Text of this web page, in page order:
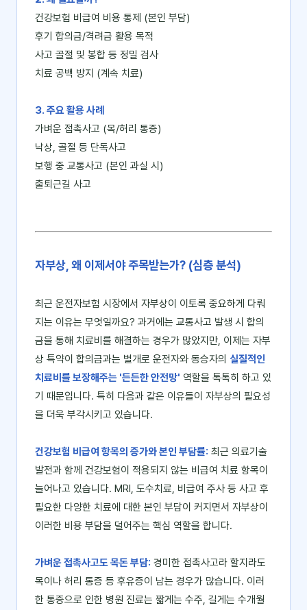
건강보험 비급여 비용 통제 (본인 부담)
후기 합의금/격려금 활용 목적
사고 골절 및 봉합 등 정밀 검사
치료 공백 방지 (계속 치료)
3. 주요 활용 사례
가벼운 접촉사고 (목/허리 통증)
낙상, 골절 등 단독사고
보행 중 교통사고 (본인 과실 시)
출퇴근길 사고
자부상, 왜 이제서야 주목받는가? (심층 분석)
최근 운전자보험 시장에서 자부상이 이토록 중요하게 다뤄
지는 이유는 무엇일까요? 과거에는 교통사고 발생 시 합의
금을 통해 치료비를 해결하는 경우가 많았지만, 이제는 자부
상 특약이 합의금과는 별개로 운전자와 동승자의 실질적인
치료비를 보장해주는 '든든한 안전망' 역할을 톡톡히 하고 있
기 때문입니다. 특히 다음과 같은 이유들이 자부상의 필요성
을 더욱 부각시키고 있습니다.
건강보험 비급여 항목의 증가와 본인 부담률: 최근 의료기술
발전과 함께 건강보험이 적용되지 않는 비급여 치료 항목이
늘어나고 있습니다. MRI, 도수치료, 비급여 주사 등 사고 후
필요한 다양한 치료에 대한 본인 부담이 커지면서 자부상이
이러한 비용 부담을 덜어주는 핵심 역할을 합니다.
가벼운 접촉사고도 목돈 부담: 경미한 접촉사고라 할지라도
목이나 허리 통증 등 후유증이 남는 경우가 많습니다. 이러
한 통증으로 인한 병원 진료는 짧게는 수주, 길게는 수개월